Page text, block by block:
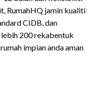
RumahHQ jamin kualiti
CIDB, dan
200 rekabentuk
impian anda aman